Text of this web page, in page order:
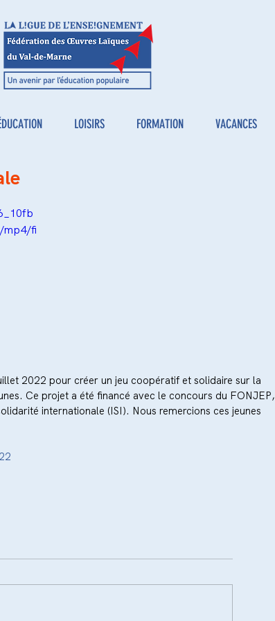
LOISIRS FORMATION VACANCES
mp4/fi
2022 pour créer un jeu coopératif et solidaire sur la
Ce projet a été financé avec le concours du FONJEP,
internationale (ISI). Nous remercions ces jeunes